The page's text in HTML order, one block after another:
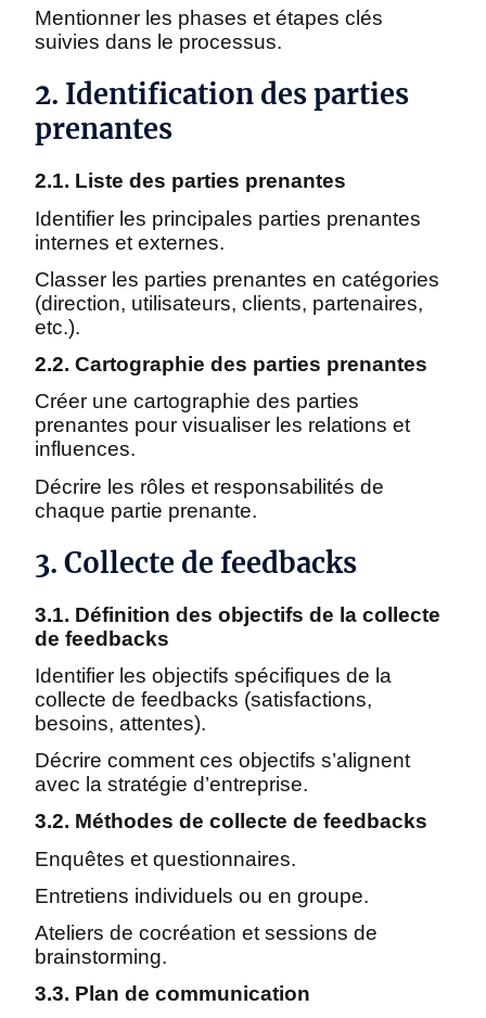
Mentionner les phases et étapes clés
suivies dans le processus.
2. Identification des parties
prenantes
2.1. Liste des parties prenantes
Identifier les principales parties prenantes
internes et externes.
Classer les parties prenantes en catégories
(direction, utilisateurs, clients, partenaires,
etc.).
2.2. Cartographie des parties prenantes
Créer une cartographie des parties
prenantes pour visualiser les relations et
influences.
Décrire les rôles et responsabilités de
chaque partie prenante.
3. Collecte de feedbacks
3.1. Définition des objectifs de la collecte
de feedbacks
Identifier les objectifs spécifiques de la
collecte de feedbacks (satisfactions,
besoins, attentes).
Décrire comment ces objectifs s’alignent
avec la stratégie d’entreprise.
3.2. Méthodes de collecte de feedbacks
Enquêtes et questionnaires.
Entretiens individuels ou en groupe.
Ateliers de cocréation et sessions de
brainstorming.
3.3. Plan de communication